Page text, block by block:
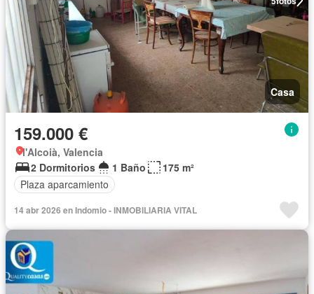
Casa
159.000 €
l'Alcoià, Valencia
2 Dormitorios
1 Baño
175 m²
Plaza aparcamiento
14 abr 2026 en Indomio - INMOBILIARIA VITAL